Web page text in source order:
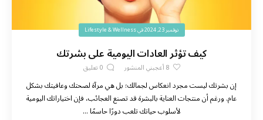
نوفمبر 23, 2024 فيLifestyle & Wellness
كيف تؤثر العادات اليومية على بشرتك
8أعجبني المنشور 0تعليق
إن بشرتك ليست مجرد انعكاس لجمالك؛ بل هي مرآة لصحتك وعافيتك بشكل
عام. ورغم أن منتجات العناية بالبشرة قد تصنع العجائب، فإن اختياراتك اليومية
لأسلوب حياتك تلعب دورًا حاسمًا ...